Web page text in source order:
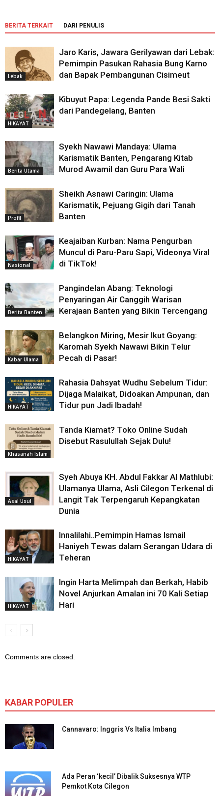
BERITA TERKAIT DARI PENULIS
Lebak
Jaro Karis, Jawara Gerilyawan dari Lebak:
Pemimpin Pasukan Rahasia Bung Karno
dan Bapak Pembangunan Cisimeut
HIKAYAT
Kibuyut Papa: Legenda Pande Besi Sakti
dari Pandegelang, Banten
Berita Utama
Syekh Nawawi Mandaya: Ulama
Karismatik Banten, Pengarang Kitab
Murod Awamil dan Guru Para Wali
Profil
Sheikh Asnawi Caringin: Ulama
Karismatik, Pejuang Gigih dari Tanah
Banten
Nasional
Keajaiban Kurban: Nama Pengurban
Muncul di Paru-Paru Sapi, Videonya Viral
di TikTok!
Berita Banten
Pangindelan Abang: Teknologi
Penyaringan Air Canggih Warisan
Kerajaan Banten yang Bikin Tercengang
Kabar Ulama
Belangkon Miring, Mesir Ikut Goyang:
Karomah Syekh Nawawi Bikin Telur
Pecah di Pasar!
HIKAYAT
Rahasia Dahsyat Wudhu Sebelum Tidur:
Dijaga Malaikat, Didoakan Ampunan, dan
Tidur pun Jadi Ibadah!
Khasanah Islam
Tanda Kiamat? Toko Online Sudah
Disebut Rasulullah Sejak Dulu!
Asal Usul
Syeh Abuya KH. Abdul Fakkar Al Mathlubi:
Ulamanya Ulama, Asli Cilegon Terkenal di
Langit Tak Terpengaruh Kepangkatan
Dunia
HIKAYAT
Innalilahi..Pemimpin Hamas Ismail
Haniyeh Tewas dalam Serangan Udara di
Teheran
HIKAYAT
Ingin Harta Melimpah dan Berkah, Habib
Novel Anjurkan Amalan ini 70 Kali Setiap
Hari
Comments are closed.
KABAR POPULER
Cannavaro: Inggris Vs Italia Imbang
Ada Peran ‘kecil’ Dibalik Suksesnya WTP
Pemkot Kota Cilegon